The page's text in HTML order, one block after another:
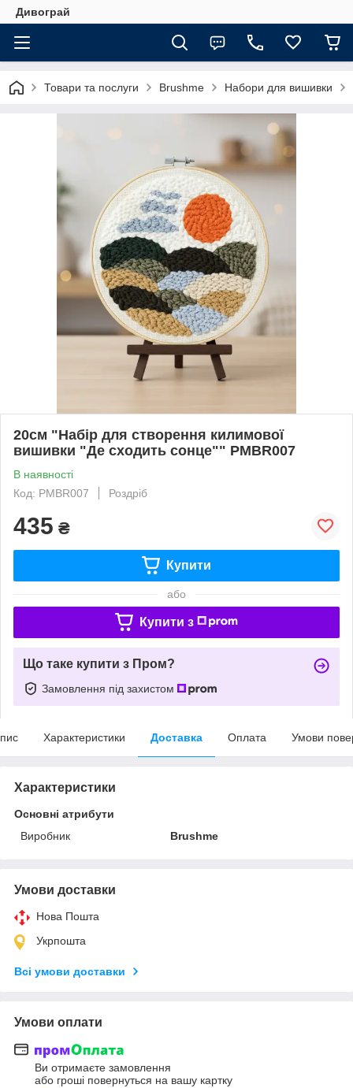
Дивограй
Товари та послуги Brushme Набори для вишивки
20см "Набір для створення килимової
вишивки "Де сходить сонце"" PMBR007
В наявності
Код: PMBR007
Роздріб
435 ₴
Купити
або
Купити з
Що таке купити з Пром?
Замовлення під захистом
Характеристики Доставка Оплата Умови
Характеристики
Основні атрибути
Виробник
Brushme
Умови доставки
Нова Пошта
Укрпошта
Всі умови доставки
Умови оплати
Ви отримаєте замовлення
або гроші повернуться на вашу картку